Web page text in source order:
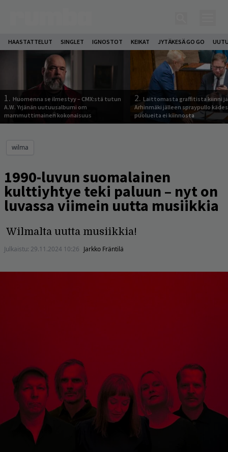
HAASTATTELUT SINGLET IGNOSTOT KEIKAT JYTÄKESÄ GO GO
1. Huomenna se ilmestyy – CMX:stä tutun
A.W. Yrjänän uutuusalbumi om
mammuttimainen kokonaisuus
2. Laittomasta graffitista kiinni
Arhinmäki jälleen spraypullo
puolueita ei kiinnosta
wilma
1990-luvun suomalainen
kulttiyhtye teki paluun – nyt on
luvassa viimein uutta musiikkia
Wilmalta uutta musiikkia!
Julkaistu: 29.11.2024 10:26 Jarkko Fräntilä